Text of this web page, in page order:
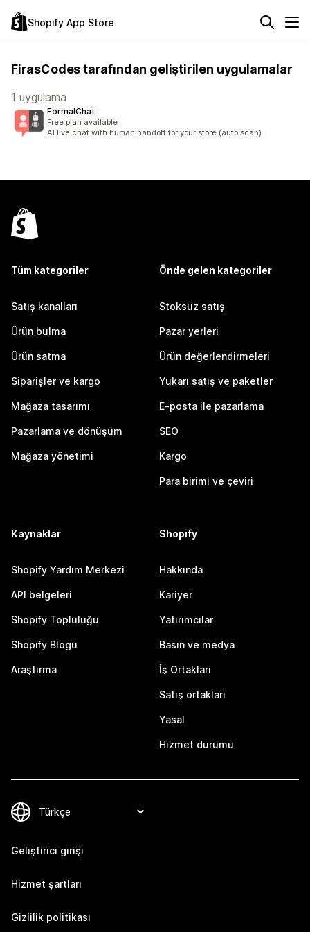
Shopify App Store
FirasCodes tarafından geliştirilen uygulamalar
1 uygulama
FormalChat
Free plan available
AI live chat with human handoff for your store (auto scan)
Tüm kategoriler
Satış kanalları
Ürün bulma
Ürün satma
Siparişler ve kargo
Mağaza tasarımı
Pazarlama ve dönüşüm
Mağaza yönetimi
Önde gelen kategoriler
Stoksuz satış
Pazar yerleri
Ürün değerlendirmeleri
Yukarı satış ve paketler
E-posta ile pazarlama
SEO
Kargo
Para birimi ve çeviri
Kaynaklar
Shopify Yardım Merkezi
API belgeleri
Shopify Topluluğu
Shopify Blogu
Araştırma
Shopify
Hakkında
Kariyer
Yatırımcılar
Basın ve medya
İş Ortakları
Satış ortakları
Yasal
Hizmet durumu
Geliştirici girişi
Hizmet şartları
Gizlilik politikası